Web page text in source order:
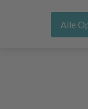
Alle